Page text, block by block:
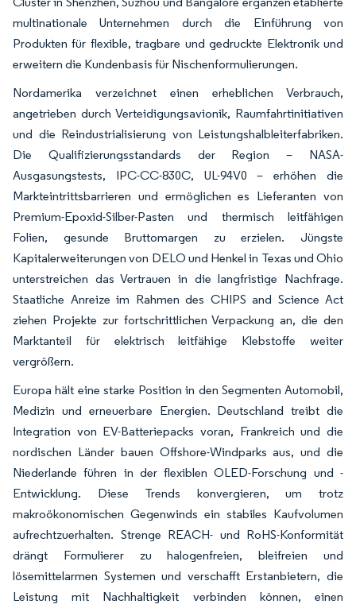
multinationale Unternehmen durch die Einführung von
Produkten für flexible, tragbare und gedruckte Elektronik und
erweitern die Kundenbasis für Nischenformulierungen.
Nordamerika verzeichnet einen erheblichen Verbrauch,
angetrieben durch Verteidigungsavionik, Raumfahrtinitiativen
und die Reindustrialisierung von Leistungshalbleiterfabriken.
Die Qualifizierungsstandards der Region – NASA-
Ausgasungstests, IPC-CC-830C, UL-94V0 – erhöhen die
Markteintrittsbarrieren und ermöglichen es Lieferanten von
Premium-Epoxid-Silber-Pasten und thermisch leitfähigen
Folien, gesunde Bruttomargen zu erzielen. Jüngste
Kapitalerweiterungen von DELO und Henkel in Texas und Ohio
unterstreichen das Vertrauen in die langfristige Nachfrage.
Staatliche Anreize im Rahmen des CHIPS and Science Act
ziehen Projekte zur fortschrittlichen Verpackung an, die den
Marktanteil für elektrisch leitfähige Klebstoffe weiter
vergrößern.
Europa hält eine starke Position in den Segmenten Automobil,
Medizin und erneuerbare Energien. Deutschland treibt die
Integration von EV-Batteriepacks voran, Frankreich und die
nordischen Länder bauen Offshore-Windparks aus, und die
Niederlande führen in der flexiblen OLED-Forschung und -
Entwicklung. Diese Trends konvergieren, um trotz
makroökonomischen Gegenwinds ein stabiles Kaufvolumen
aufrechtzuerhalten. Strenge REACH- und RoHS-Konformität
drängt Formulierer zu halogenfreien, bleifreien und
lösemittelarmen Systemen und verschafft Erstanbietern, die
Leistung mit Nachhaltigkeit verbinden können, einen